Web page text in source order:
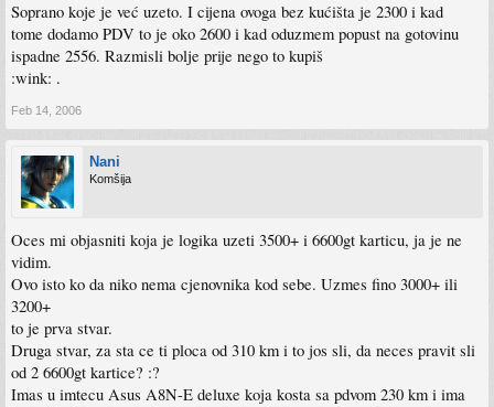
Soprano koje je već uzeto. I cijena ovoga bez kućišta je 2300 i kad
tome dodamo PDV to je oko 2600 i kad oduzmem popust na gotovinu
ispadne 2556. Razmisli bolje prije nego to kupiš
:wink: .
Feb 14, 2006
Nani
Komšija
Oces mi objasniti koja je logika uzeti 3500+ i 6600gt karticu, ja je ne
vidim.
Ovo isto ko da niko nema cjenovnika kod sebe. Uzmes fino 3000+ ili
3200+
to je prva stvar.
Druga stvar, za sta ce ti ploca od 310 km i to jos sli, da neces pravit sli
od 2 6600gt kartice? :?
Imas u imtecu Asus A8N-E deluxe koja kosta sa pdvom 230 km i ima